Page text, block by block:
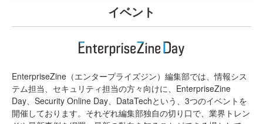
イベント
EnterpriseZine（エンタープライズジン）編集部では、情報シス
テム担当、セキュリティ担当の方々向けに、EnterpriseZine
Day、Security Online Day、DataTechという、3つのイベントを
開催しております。それぞれ編集部独自の切り口で、業界トレン